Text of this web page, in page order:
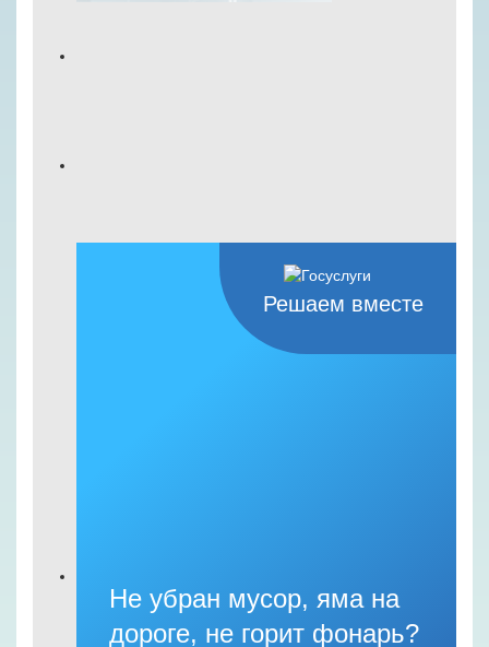
Решаем вместе
Не убран мусор, яма на
дороге, не горит фонарь?